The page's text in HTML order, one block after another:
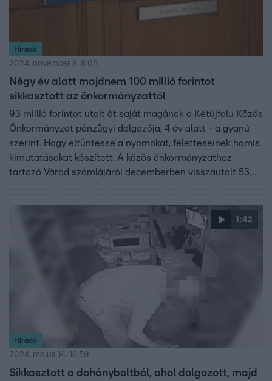
Híradó
2024. november 6. 8:05
Négy év alatt majdnem 100 millió forintot
sikkasztott az önkormányzattól
93 millió forintot utalt át saját magának a Kétújfalu Közös
Önkormányzat​ pénzügyi dolgozója, 4 év alatt - a gyanú
szerint. Hogy eltüntesse a nyomokat, feletteseinek hamis
kimutatásokat készített. A közös önkormányzathoz
tartozó Várad számlájáról decemberben visszautalt 53
tettét, amiért ​ha elítélik, akár 8 évet is kaphat.
1:42
Híradó
2024. május 14. 16:59
Sikkasztott a dohányboltból, ahol dolgozott, majd